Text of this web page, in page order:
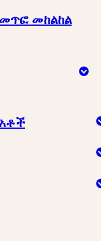
መከልከል